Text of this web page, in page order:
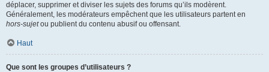
déplacer, supprimer et diviser les sujets des forums qu’ils modèrent.
Généralement, les modérateurs empêchent que les utilisateurs partent en
hors-sujetou publient du contenu abusif ou offensant.
Haut
Que sont les groupes d’utilisateurs ?